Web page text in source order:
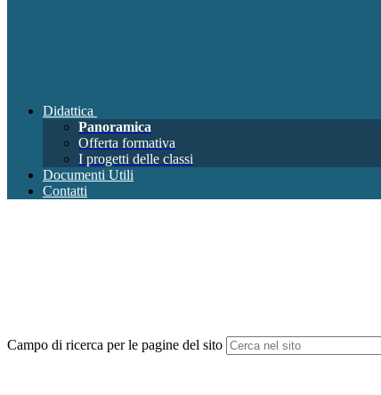
Didattica
Panoramica
Offerta formativa
I progetti delle classi
Documenti Utili
Contatti
Campo di ricerca per le pagine del sito